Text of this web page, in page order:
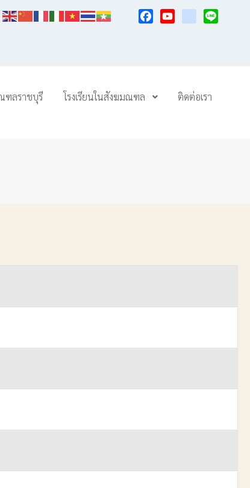
ฑลราชบุรี โรงเรียนในสังฆมณฑล ติดต่อเรา